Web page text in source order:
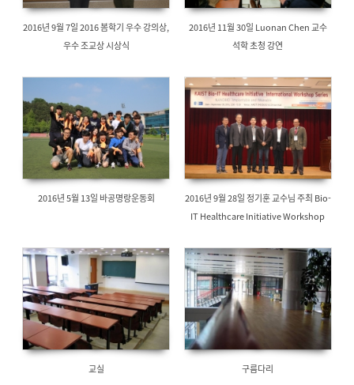
2016년 9월 7일 2016 봄학기 우수 강의상,
우수 조교상 시상식
2016년 11월 30일 Luonan Chen 교수
석학 초청 강연
2016년 5월 13일 바공명랑운동회
2016년 9월 28일 정기훈 교수님 주최 Bio-
IT Healthcare Initiative Workshop
교실 구름다리